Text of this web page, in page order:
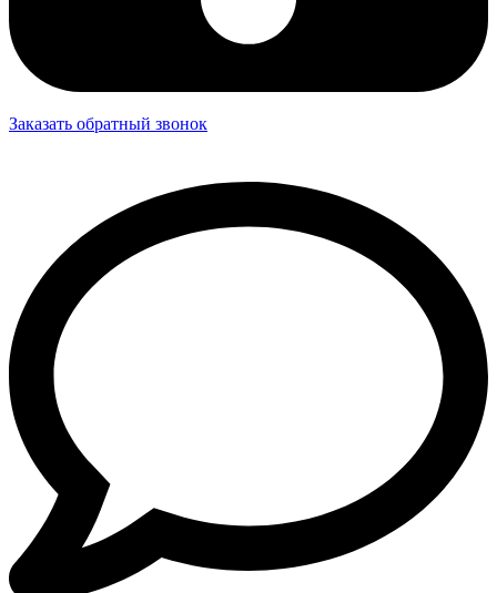
Заказать обратный звонок